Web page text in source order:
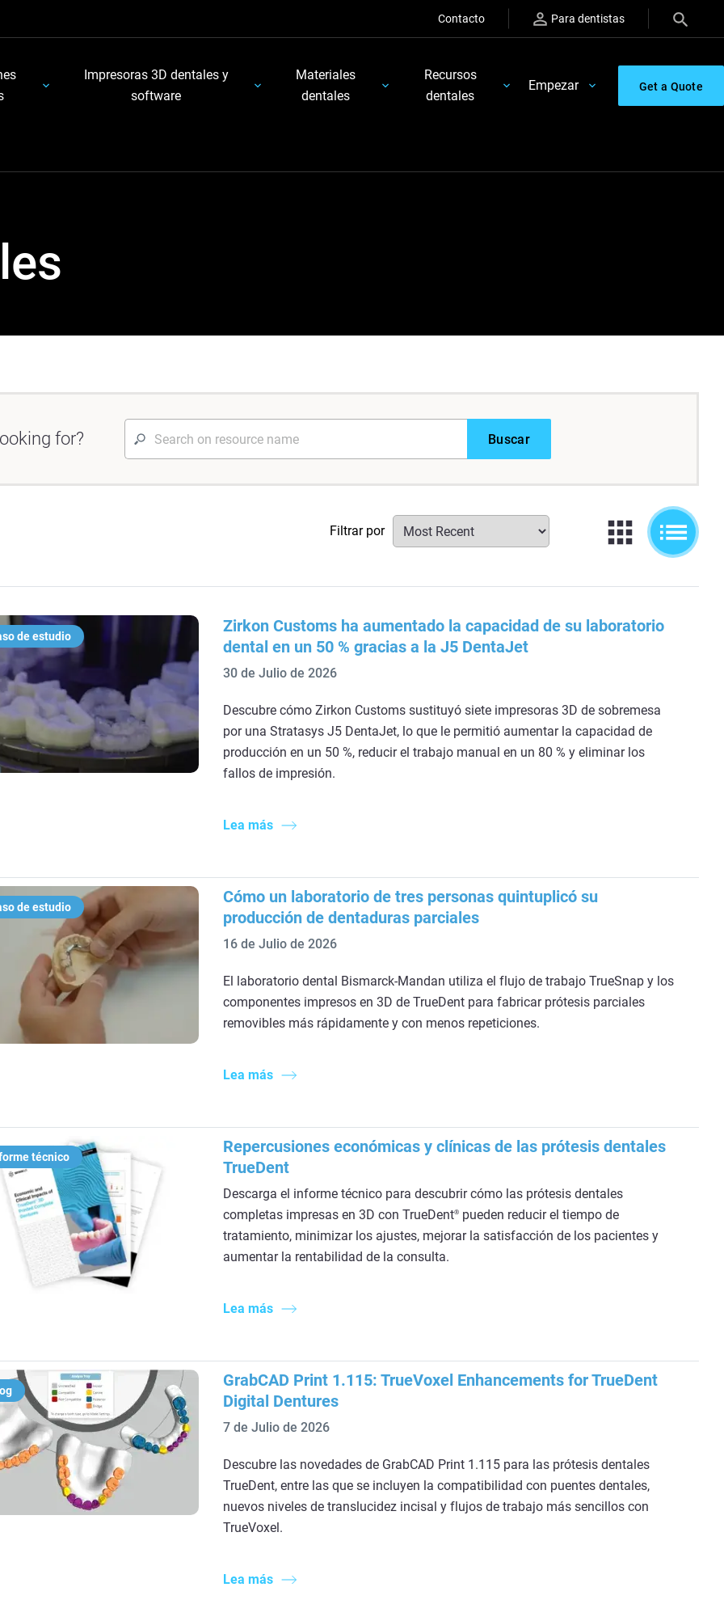
Contacto Para dentistas
Impresoras 3D dentales y
software
Materiales
dentales
Recursos
dentales
Empezar Get a Quote
for? Buscar
Filtrar por
de estudio
Zirkon Customs ha aumentado la capacidad de su laboratorio
dental en un 50 % gracias a la J5 DentaJet
30 de Julio de 2026
Descubre cómo Zirkon Customs sustituyó siete impresoras 3D de sobremesa
por una Stratasys J5 DentaJet, lo que le permitió aumentar la capacidad de
producción en un 50 %, reducir el trabajo manual en un 80 % y eliminar los
fallos de impresión.
Lea más
de estudio
Cómo un laboratorio de tres personas quintuplicó su
producción de dentaduras parciales
16 de Julio de 2026
El laboratorio dental Bismarck-Mandan utiliza el flujo de trabajo TrueSnap y los
componentes impresos en 3D de TrueDent para fabricar prótesis parciales
removibles más rápidamente y con menos repeticiones.
Lea más
técnico
Repercusiones económicas y clínicas de las prótesis dentales
TrueDent
Descarga el informe técnico para descubrir cómo las prótesis dentales
completas impresas en 3D con TrueDent® pueden reducir el tiempo de
tratamiento, minimizar los ajustes, mejorar la satisfacción de los pacientes y
aumentar la rentabilidad de la consulta.
Lea más
GrabCAD Print 1.115: TrueVoxel Enhancements for TrueDent
Digital Dentures
7 de Julio de 2026
Descubre las novedades de GrabCAD Print 1.115 para las prótesis dentales
TrueDent, entre las que se incluyen la compatibilidad con puentes dentales,
nuevos niveles de translucidez incisal y flujos de trabajo más sencillos con
TrueVoxel.
Lea más